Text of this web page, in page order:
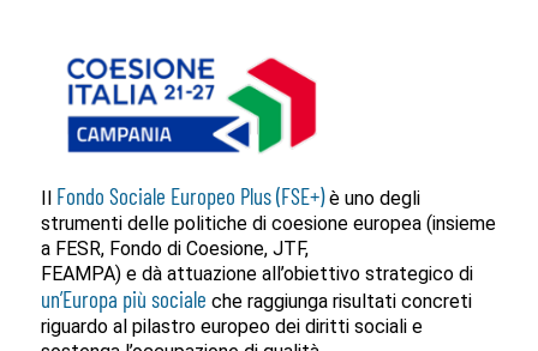
Fondo Sociale Europeo Plus (FSE+)è uno degli
strumenti delle politiche di coesione europea (insieme
a FESR, Fondo di Coesione, JTF,
FEAMPA) e dà attuazione all’obiettivo strategico di
un’Europa più sociale che raggiunga risultati concreti
riguardo al pilastro europeo dei diritti sociali e